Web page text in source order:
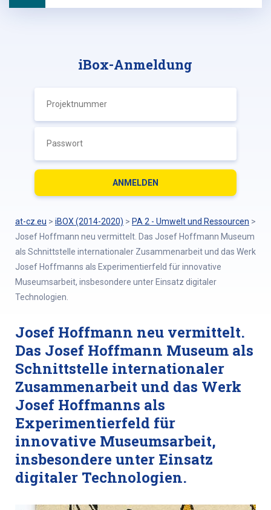
iBox-Anmeldung
at-cz.eu > iBOX (2014-2020) > PA 2 - Umwelt und Ressourcen >
Josef Hoffmann neu vermittelt. Das Josef Hoffmann Museum
als Schnittstelle internationaler Zusammenarbeit und das Werk
Josef Hoffmanns als Experimentierfeld für innovative
Museumsarbeit, insbesondere unter Einsatz digitaler
Technologien.
Josef Hoffmann neu vermittelt.
Das Josef Hoffmann Museum als
Schnittstelle internationaler
Zusammenarbeit und das Werk
Josef Hoffmanns als
Experimentierfeld für
innovative Museumsarbeit,
insbesondere unter Einsatz
digitaler Technologien.